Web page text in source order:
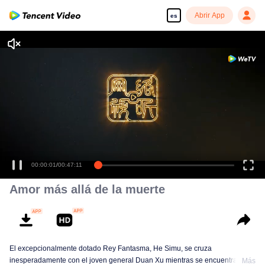
es Abrir App
00:00:01/00:47:11
Amor más allá de la muerte
El excepcionalmente dotado Rey Fantasma, He Simu, se cruza
inesperadamente con el joven general Duan Xu mientras se encuentra deMás